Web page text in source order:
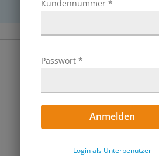
Kundennummer *
Passwort *
Anmelden
Login als Unterbenutzer